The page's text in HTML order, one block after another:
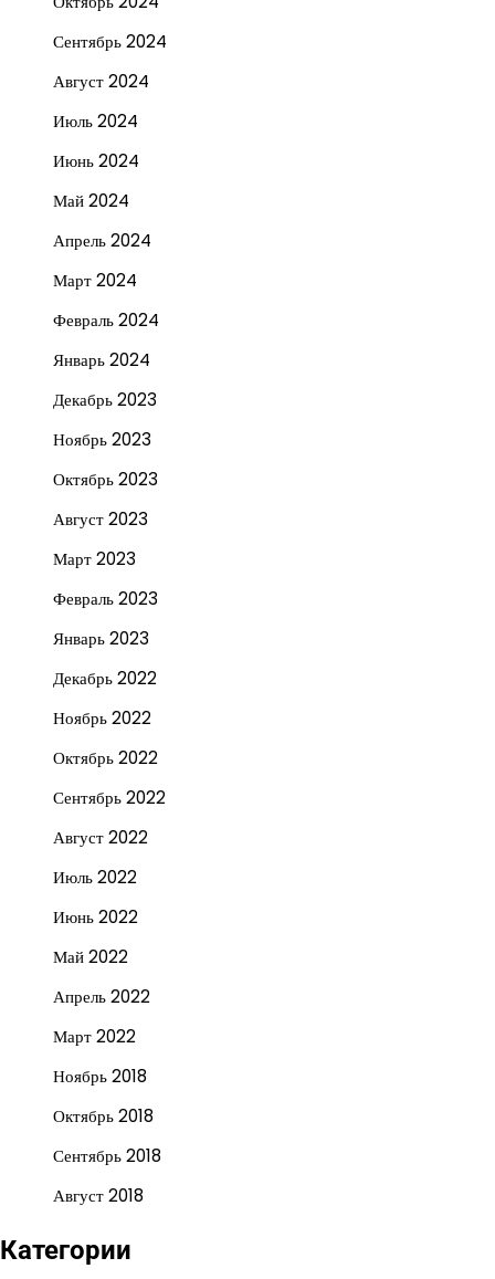
Сентябрь 2024
Август 2024
Июль 2024
Июнь 2024
Май 2024
Апрель 2024
Март 2024
Февраль 2024
Январь 2024
Декабрь 2023
Ноябрь 2023
Октябрь 2023
Август 2023
Март 2023
Февраль 2023
Январь 2023
Декабрь 2022
Ноябрь 2022
Октябрь 2022
Сентябрь 2022
Август 2022
Июль 2022
Июнь 2022
Май 2022
Апрель 2022
Март 2022
Ноябрь 2018
Октябрь 2018
Сентябрь 2018
Август 2018
Категории